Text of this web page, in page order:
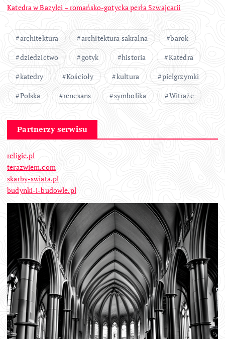
Katedra w Bazylei – romańsko-gotycka perła Szwajcarii
architektura architektura sakralna
barok
dziedzictwo
gotyk historia
Katedra
katedry
Kościoły kultura
pielgrzymki
Polska
renesans symbolika Witraże
Partnerzy serwisu
religie.pl
terazwiem.com
skarby-swiata.pl
budynki-i-budowle.pl